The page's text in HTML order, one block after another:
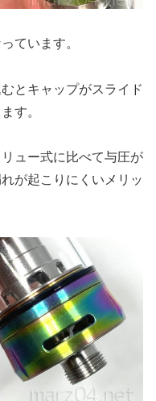
ています。
とキャップがスライド
す。
ュー式に比べて与圧が
が起こりにくいメリッ